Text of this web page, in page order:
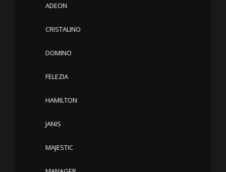
ADEON
CRISTALINO
DOMINO
FELEZIA
HAMILTON
JANIS
MAJESTIC